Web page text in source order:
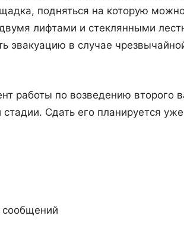
подняться на которую
двумя лифтами и стеклянными
эвакуацию в случае
работы по возведению второго
Сдать его планируется уже
сообщений